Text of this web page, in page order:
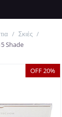
/ Σκιές /
Shade
OFF 20%